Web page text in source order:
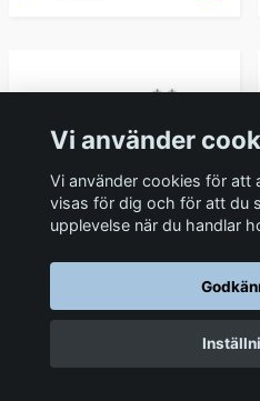
Pedders HD
höjningssats inkl
luftfjädring 40mm
Ford Ranger 2011-
Vi använder
Vi använder cookies för att
visas för dig och för att du
upplevelse när du handlar